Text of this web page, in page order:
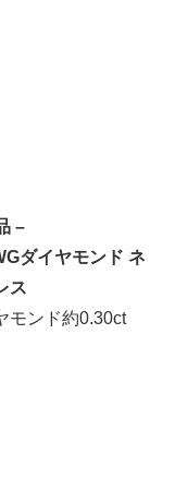
–
ダイヤモンド ネ
ス
モンド約0.30ct